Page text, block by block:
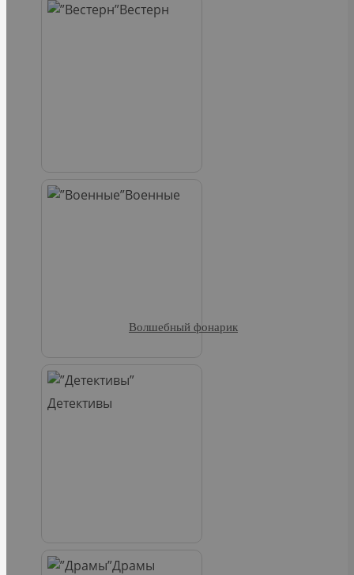
Вестерн
Военные
Детективы
Драмы
Волшебный фонарик